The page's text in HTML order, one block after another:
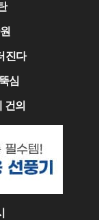
진다
심
건의